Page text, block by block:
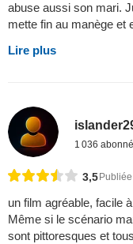
abuse aussi son mari.
mette fin au manège et
Lire plus
1 036
3,5
un film agréable, facile
Même si le scénario
sont pittoresques et